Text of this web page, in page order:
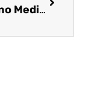
Mistério no Mediterrâneo 2 inicia as gravações